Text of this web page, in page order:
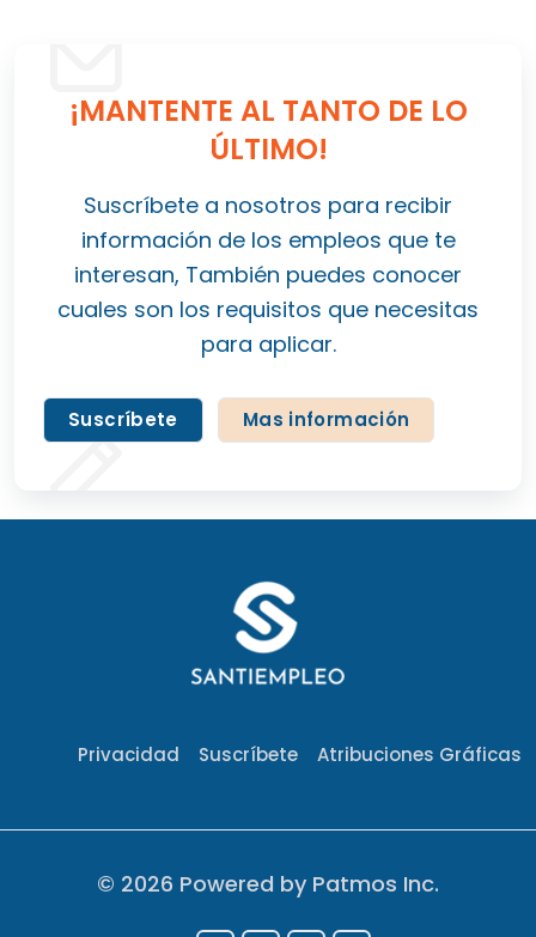
¡MANTENTE AL TANTO DE LO
ÚLTIMO!
Suscríbete a nosotros para recibir
información de los empleos que te
interesan, También puedes conocer
cuales son los requisitos que necesitas
para aplicar.
Suscríbete Mas información
Privacidad Suscríbete Atribuciones Gráficas
© 2026 Powered by Patmos Inc.